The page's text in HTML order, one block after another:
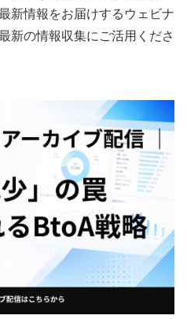
新情報をお届けするウェビナ
新の情報収集にご活用くださ